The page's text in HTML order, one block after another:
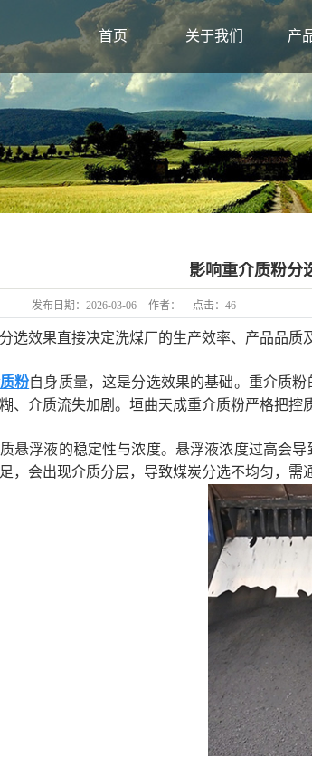
首页 关于我们 产
影响重介质粉分
发布日期： 2026-03-06 作者： 点击： 46
选效果直接决定洗煤厂的生产效率、产品品质
粉自身质量，这是分选效果的基础。重介质
、介质流失加剧。垣曲天成重介质粉严格把控
浮液的稳定性与浓度。悬浮液浓度过高会导
，会出现介质分层，导致煤炭分选不均匀，需